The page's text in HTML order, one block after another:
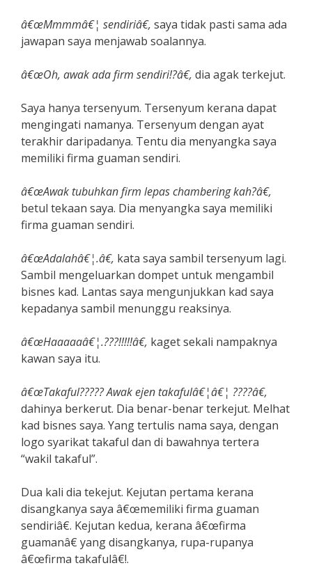
â€œMmmmâ€¦ sendiriâ€, saya tidak pasti sama ada
jawapan saya menjawab soalannya.
â€œOh, awak ada firm sendiri!?â€, dia agak terkejut.
Saya hanya tersenyum. Tersenyum kerana dapat
mengingati namanya. Tersenyum dengan ayat
terakhir daripadanya. Tentu dia menyangka saya
memiliki firma guaman sendiri.
â€œAwak tubuhkan firm lepas chambering kah?â€,
betul tekaan saya. Dia menyangka saya memiliki
firma guaman sendiri.
â€œAdalahâ€¦.â€, kata saya sambil tersenyum lagi.
Sambil mengeluarkan dompet untuk mengambil
bisnes kad. Lantas saya mengunjukkan kad saya
kepadanya sambil menunggu reaksinya.
â€œHaaaaaâ€¦.???!!!!!â€, kaget sekali nampaknya
kawan saya itu.
â€œTakaful????? Awak ejen takafulâ€¦â€¦ ????â€,
dahinya berkerut. Dia benar-benar terkejut. Melhat
kad bisnes saya. Yang tertulis nama saya, dengan
logo syarikat takaful dan di bawahnya tertera
“wakil takaful”.
Dua kali dia tekejut. Kejutan pertama kerana
disangkanya saya â€œmemiliki firma guaman
sendiriâ€. Kejutan kedua, kerana â€œfirma
guamanâ€ yang disangkanya, rupa-rupanya
â€œfirma takafulâ€!.